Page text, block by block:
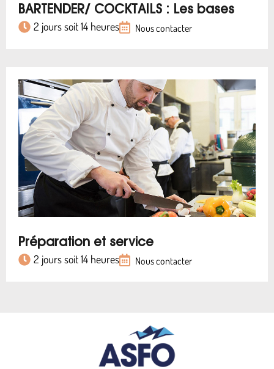
BARTENDER/ COCKTAILS : Les bases
2 jours soit 14 heures Nous contacter
Préparation et service
2 jours soit 14 heures Nous contacter